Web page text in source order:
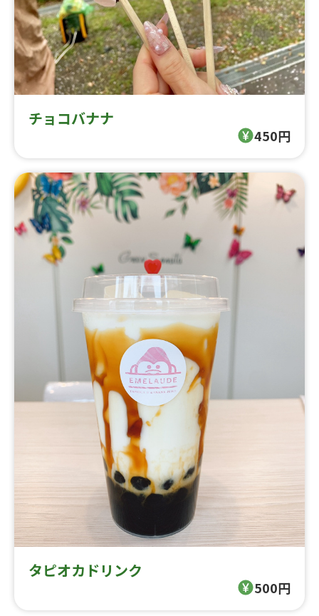
チョコバナナ
450円
タピオカドリンク
500円